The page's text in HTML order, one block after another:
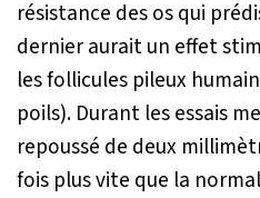
résistance des os qui
dernier aurait un effet
les follicules pileux
poils). Durant les essais
repoussé de deux
fois plus vite que la